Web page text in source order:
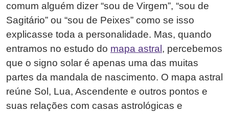
comum alguém dizer “sou de Virgem”, “sou de
Sagitário” ou “sou de Peixes” como se isso
explicasse toda a personalidade. Mas, quando
entramos no estudo do mapa astral , percebemos
que o signo solar é apenas uma das muitas
partes da mandala de nascimento. O mapa astral
reúne Sol, Lua, Ascendente e outros pontos e
suas relações com casas astrológicas e